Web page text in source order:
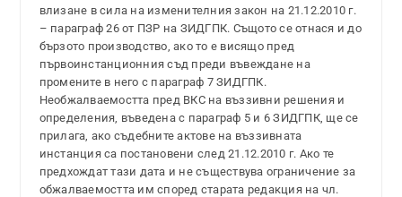
влизане в сила на изменителния закон на 21.12.2010 г.
– параграф 26 от ПЗР на ЗИДГПК. Същото се отнася и до
бързото производство, ако то е висящо пред
първоинстанционния съд преди въвеждане на
промените в него с параграф 7 ЗИДГПК.
Необжалваемостта пред ВКС на въззивни решения и
определения, въведена с параграф 5 и 6 ЗИДГПК, ще се
прилага, ако съдебните актове на въззивната
инстанция са постановени след 21.12.2010 г. Ако те
предхождат тази дата и не съществува ограничение за
обжалваемостта им според старата редакция на чл.